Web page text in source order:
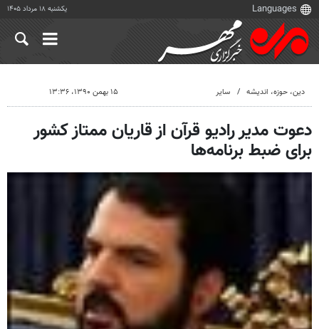
یکشنبه ۱۸ مرداد ۱۴۰۵
دين، حوزه، انديشه سایر ۱۵ بهمن ۱۳۹۰، ۱۳:۳۶
دعوت مدیر رادیو قرآن از قاریان ممتاز کشور
برای ضبط برنامه‌ها